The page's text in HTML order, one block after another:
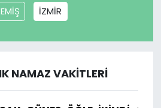
İZMİR
NAMAZ VAKITLERI